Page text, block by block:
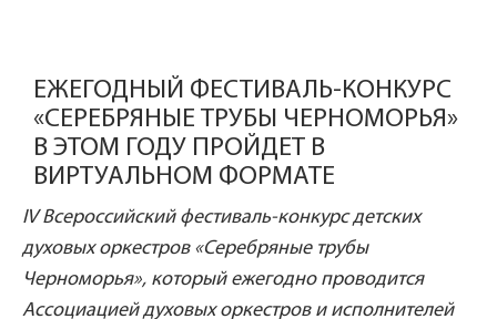
ЕЖЕГОДНЫЙ ФЕСТИВАЛЬ-КОНКУРС
«СЕРЕБРЯНЫЕ ТРУБЫ ЧЕРНОМОРЬЯ»
В ЭТОМ ГОДУ ПРОЙДЕТ В
ВИРТУАЛЬНОМ ФОРМАТЕ
IV Всероссийский фестиваль-конкурс детских
духовых оркестров «Серебряные трубы
Черноморья», который ежегодно проводится
Ассоциацией духовых оркестров и исполнителей